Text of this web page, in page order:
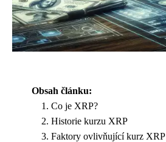
Obsah článku:
Co je XRP?
Historie kurzu XRP
Faktory ovlivňující kurz XRP